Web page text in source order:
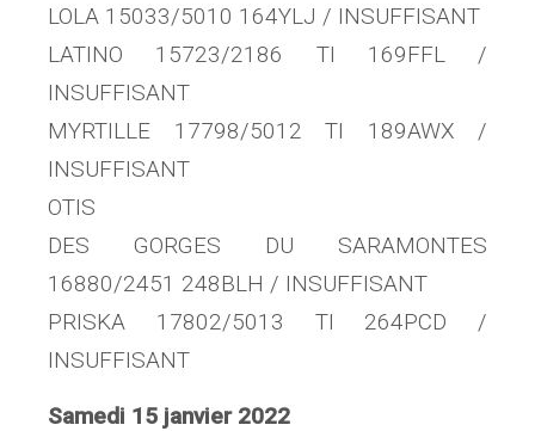
LOLA 15033/5010 164YLJ / INSUFFISANT
LATINO 15723/2186 TI 169FFL /
INSUFFISANT
MYRTILLE 17798/5012 TI 189AWX /
INSUFFISANT
OTIS
DES GORGES DU SARAMONTES
16880/2451 248BLH / INSUFFISANT
PRISKA 17802/5013 TI 264PCD /
INSUFFISANT
Samedi 15 janvier 2022